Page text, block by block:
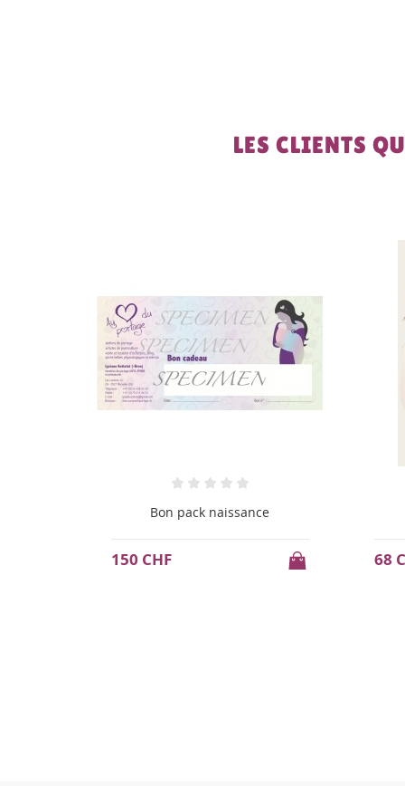
LES CLIENTS
Bon pack naissance
150 CHF 68